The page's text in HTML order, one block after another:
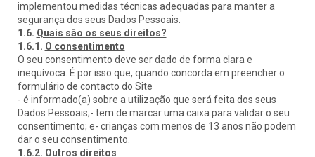
implementou medidas técnicas adequadas para manter a
segurança dos seus Dados Pessoais.
1.6. Quais são os seus direitos?
1.6.1. O consentimento
O seu consentimento deve ser dado de forma clara e
inequívoca. É por isso que, quando concorda em preencher o
formulário de contacto do Site
- é informado(a) sobre a utilização que será feita dos seus
Dados Pessoais;- tem de marcar uma caixa para validar o seu
consentimento; e- crianças com menos de 13 anos não podem
dar o seu consentimento.
1.6.2. Outros direitos